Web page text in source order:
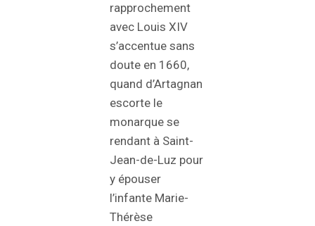
rapprochement
avec Louis XIV
s’accentue sans
doute en 1660,
quand d’Artagnan
escorte le
monarque se
rendant à Saint-
Jean-de-Luz pour
y épouser
l’infante Marie-
Thérèse